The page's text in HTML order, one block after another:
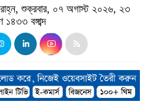
শুক্রবার, ০৭ অগাস্ট ২০২৬, ২৩
১৪৩৩ বঙ্গাব্দ